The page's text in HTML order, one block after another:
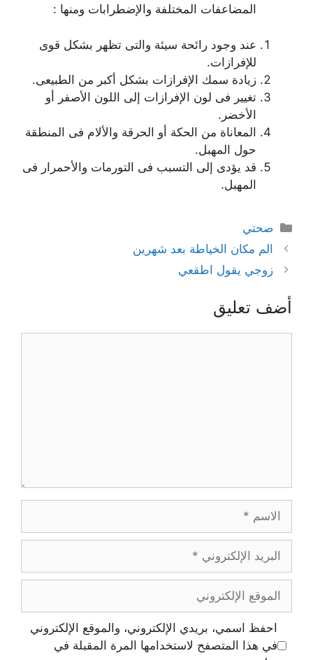
المضاعفات المختلفة والإضطرابات ومنها :
عند وجود رائحة سيئة والتى تظهر بشكل قوى
للإفرازات.
زيادة سمك الإفرازات بشكل أكبر من الطبيعى.
تغيير فى لون الإفرازات إلى اللون الأصفر أو
الأخضر.
المعاناة من الحكة أو الحرقة والألام فى المنطقة
حول المهبل.
قد يؤدى إلى التسبب فى التورمات والأحمرار فى
المهبل.
التصنيفات
صحتي
الم مكان الخياطة بعد شهرين
زوجي يقول اطقعي
أضف تعليق
الاسم
البريد
الإلكتروني
الموقع
الإلكتروني
احفظ اسمي، بريدي الإلكتروني، والموقع الإلكتروني
في هذا المتصفح لاستخدامها المرة المقبلة في